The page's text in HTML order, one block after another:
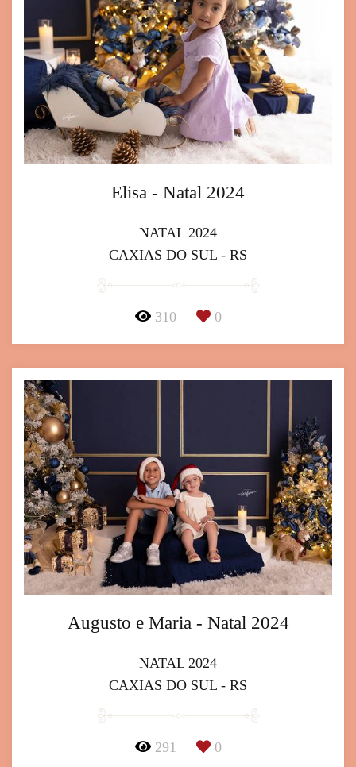
Elisa - Natal 2024
NATAL 2024
CAXIAS DO SUL - RS
310 0
Augusto e Maria - Natal 2024
NATAL 2024
CAXIAS DO SUL - RS
291 0